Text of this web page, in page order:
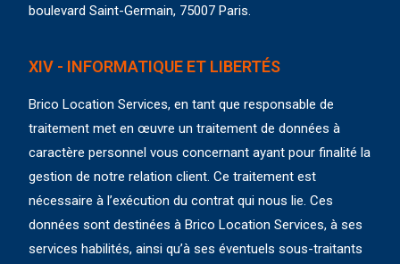
boulevard Saint-Germain, 75007 Paris.
XIV - INFORMATIQUE ET LIBERTÉS
Brico Location Services, en tant que responsable de
traitement met en œuvre un traitement de données à
caractère personnel vous concernant ayant pour finalité la
gestion de notre relation client. Ce traitement est
nécessaire à l’exécution du contrat qui nous lie. Ces
données sont destinées à Brico Location Services, à ses
services habilités, ainsi qu’à ses éventuels sous-traitants